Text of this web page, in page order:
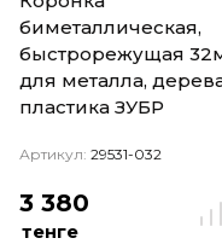
биметаллическая,
быстрорежущая
для металла,
пластика ЗУБР
Артикул: 29531-032
3 380
тенге